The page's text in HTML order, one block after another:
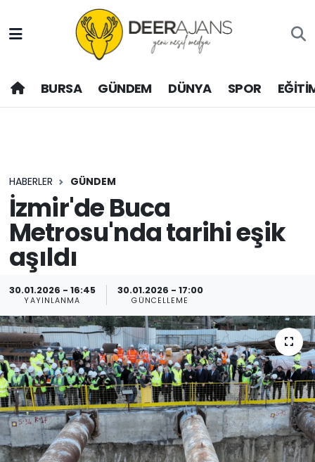
BURSA GÜNDEM DÜNYA SPOR
HABERLER GÜNDEM
İzmir'de Buca
Metrosu'nda tarihi eşik
aşıldı
30.01.2026 - 16:45
YAYINLANMA
30.01.2026 - 17:00
GÜNCELLEME
Hava Durumu
Trafik Durumu
Son Dakika Haberleri
Haber Arşivi